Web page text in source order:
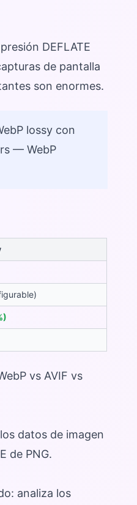
DEFLATE
de pantalla
son enormes.
lossy con
— WebP
vs AVIF vs
datos de imagen
de PNG.
analiza los